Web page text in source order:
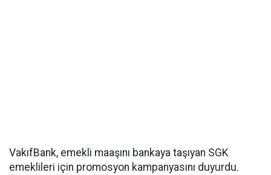
VakıfBank, emekli maaşını bankaya taşıyan SGK
emeklileri için promosyon kampanyasını duyurdu.